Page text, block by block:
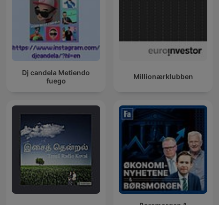
Dj candela Metiendo
fuego
Millionærklubben